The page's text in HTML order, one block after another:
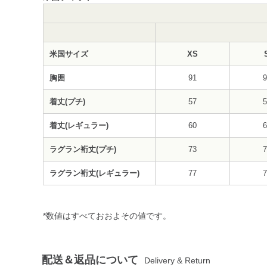
米国サイズ XS
胸囲 91
着丈(プチ) 57
着丈(レギュラー) 60
ラグラン裄丈(プチ) 73
ラグラン裄丈(レギュラー) 77
*数値はすべておおよその値です。
配送＆返品について Delivery & Return